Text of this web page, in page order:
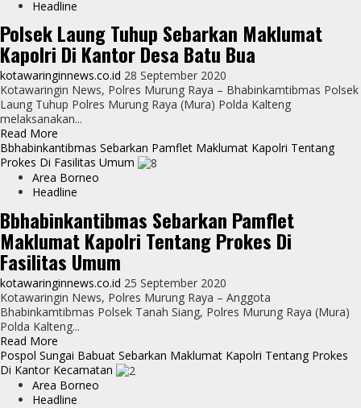
Polsek
Barito
Sebarkan
Pamflet
Maklumat
Prokes
Kapolri
Headline
Polsek Laung Tuhup Sebarkan Maklumat
Kapolri Di Kantor Desa Batu Bua
kotawaringinnews.co.id 28 September 2020
Kotawaringin News, Polres Murung Raya – Bhabinkamtibmas Polsek
Laung Tuhup Polres Murung Raya (Mura) Polda Kalteng
melaksanakan...
Read More
more
about
Polsek
Laung
Sebarkan
Maklumat
Kapolri
Di
Kantor
Desa
Batu
Bua
Bbhabinkantibmas Sebarkan Pamflet Maklumat Kapolri Tentang
Prokes Di Fasilitas Umum
Area Borneo
Headline
Bbhabinkantibmas Sebarkan Pamflet
Maklumat Kapolri Tentang Prokes Di
Fasilitas Umum
kotawaringinnews.co.id 25 September 2020
Kotawaringin News, Polres Murung Raya – Anggota
Bhabinkamtibmas Polsek Tanah Siang, Polres Murung Raya (Mura)
Polda Kalteng...
Read More
more
about
Bbhabinkantibmas
Sebarkan
Pospol Sungai Babuat Sebarkan Maklumat Kapolri Tentang Prokes
Di Kantor Kecamatan
Area Borneo
Headline